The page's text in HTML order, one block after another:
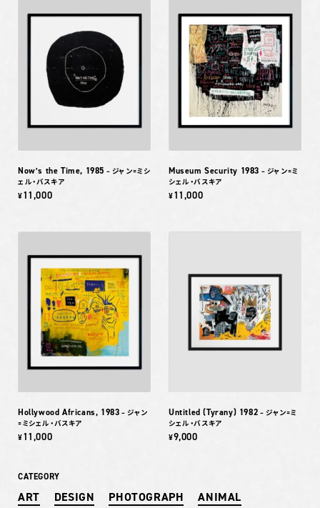
Now’s the Time, 1985 – ジャン=ミシ
ェル・バスキア
¥11,000
Museum Security 1983 – ジャン=ミ
シェル・バスキア
¥11,000
Hollywood Africans, 1983 – ジャン
=ミシェル・バスキア
¥11,000
Untitled (Tyrany) 1982 – ジャン=ミ
シェル・バスキア
¥9,000
CATEGORY
ART DESIGN PHOTOGRAPH ANIMAL